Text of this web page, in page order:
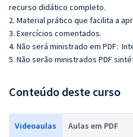
recurso didático completo.
2. Material prático que facilita a
3. Exercícios comentados.
4. Não será ministrado em PDF:
5. Não serão ministrados PDF
Conteúdo deste curso
Videoaulas Aulas em PDF